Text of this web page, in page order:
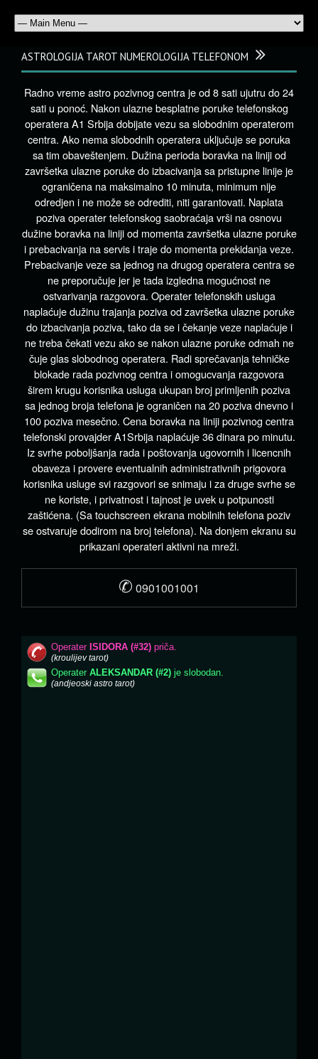
ASTROLOGIJA TAROT NUMEROLOGIJA TELEFONOM
Radno vreme astro pozivnog centra je od 8 sati ujutru do 24
sati u ponoć. Nakon ulazne besplatne poruke telefonskog
operatera A1 Srbija dobijate vezu sa slobodnim operaterom
centra. Ako nema slobodnih operatera uključuje se poruka
sa tim obaveštenjem. Dužina perioda boravka na liniji od
završetka ulazne poruke do izbacivanja sa pristupne linije je
ograničena na maksimalno 10 minuta, minimum nije
odredjen i ne može se odrediti, niti garantovati. Naplata
poziva operater telefonskog saobraćaja vrši na osnovu
dužine boravka na liniji od momenta završetka ulazne poruke
i prebacivanja na servis i traje do momenta prekidanja veze.
Prebacivanje veze sa jednog na drugog operatera centra se
ne preporučuje jer je tada izgledna mogućnost ne
ostvarivanja razgovora. Operater telefonskih usluga
naplaćuje dužinu trajanja poziva od završetka ulazne poruke
do izbacivanja poziva, tako da se i čekanje veze naplaćuje i
ne treba čekati vezu ako se nakon ulazne poruke odmah ne
čuje glas slobodnog operatera. Radi sprečavanja tehničke
blokade rada pozivnog centra i omogucvanja razgovora
širem krugu korisnika usluga ukupan broj primljenih poziva
sa jednog broja telefona je ograničen na 20 poziva dnevno i
100 poziva mesečno. Cena boravka na liniji pozivnog centra
telefonski provajder A1Srbija naplaćuje 36 dinara po minutu.
Iz svrhe poboljšanja rada i poštovanja ugovornih i licencnih
obaveza i provere eventualnih administrativnih prigovora
korisnika usluge svi razgovori se snimaju i za druge svrhe se
ne koriste, i privatnost i tajnost je uvek u potpunosti
zaštićena. (Sa touchscreen ekrana mobilnih telefona poziv
se ostvaruje dodirom na broj telefona). Na donjem ekranu su
prikazani operateri aktivni na mreži.
✆ 0901001001